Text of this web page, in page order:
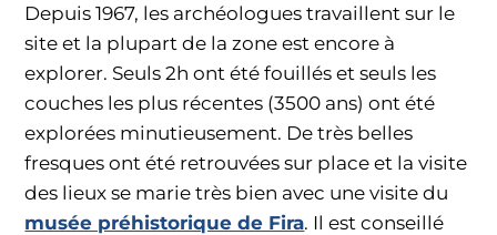
Depuis 1967, les archéologues travaillent sur le
site et la plupart de la zone est encore à
explorer. Seuls 2h ont été fouillés et seuls les
couches les plus récentes (3500 ans) ont été
explorées minutieusement. De très belles
fresques ont été retrouvées sur place et la visite
des lieux se marie très bien avec une visite du
musée préhistorique de Fira. Il est conseillé